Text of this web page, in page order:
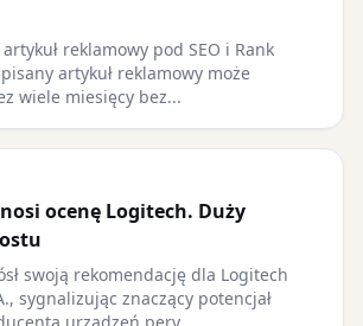
reklamowy pod SEO i Rank
artykuł reklamowy może
wiele miesięcy bez...
ocenę Logitech. Duży
swoją rekomendację dla Logitech
sygnalizując znaczący potencjał